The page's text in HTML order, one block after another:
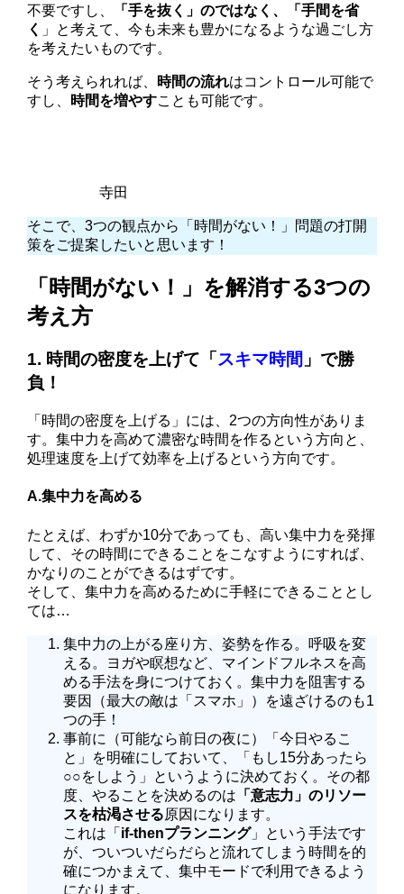
不要ですし、
「手を抜く」のではなく、「手間を省
く 」と考えて、今も未来も豊かになるような過ごし方
を考えたいものです。
そう考えられれば、 時間の流れはコントロール可能で
すし、 時間を増やすことも可能です。
寺田
そこで、3つの観点から「時間がない！」問題の打開
策をご提案したいと思います！
「時間がない！」を解消する3つの
考え方
1. 時間の密度を上げて「 スキマ時間 」で勝
負！
「時間の密度を上げる」には、2つの方向性がありま
す。集中力を高めて濃密な時間 を作るという方向と、
処理速度を上げて効率を上げる という方向です。
A.集中力を高める
たとえば、わずか10分であっても、高い集中力を発揮
して、その時間にできることをこなすようにすれば、
かなりのことができるはずです。
そして、集中力を高めるために手軽にできることとし
ては…
集中力の上がる座り方、姿勢を作る。呼吸を変
える。ヨガや瞑想など、マインドフルネスを高
める手法を身につけておく。集中力を阻害する
要因（最大の敵は「スマホ」）を遠ざけるのも1
つの手！
事前に（可能なら前日の夜に）「今日やるこ
と」を明確にしておいて、「もし15分あったら
○○をしよう」というように決めておく。その都
度、やることを決めるのは 「意志力」のリソー
スを枯渇させる原因になります。
これは「 if-thenプランニング」という手法です
が、ついついだらだらと流れてしまう時間を的
確につかまえて、集中モードで利用できるよう
になります。